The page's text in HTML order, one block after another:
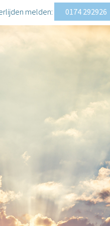
melden: 0174 292926